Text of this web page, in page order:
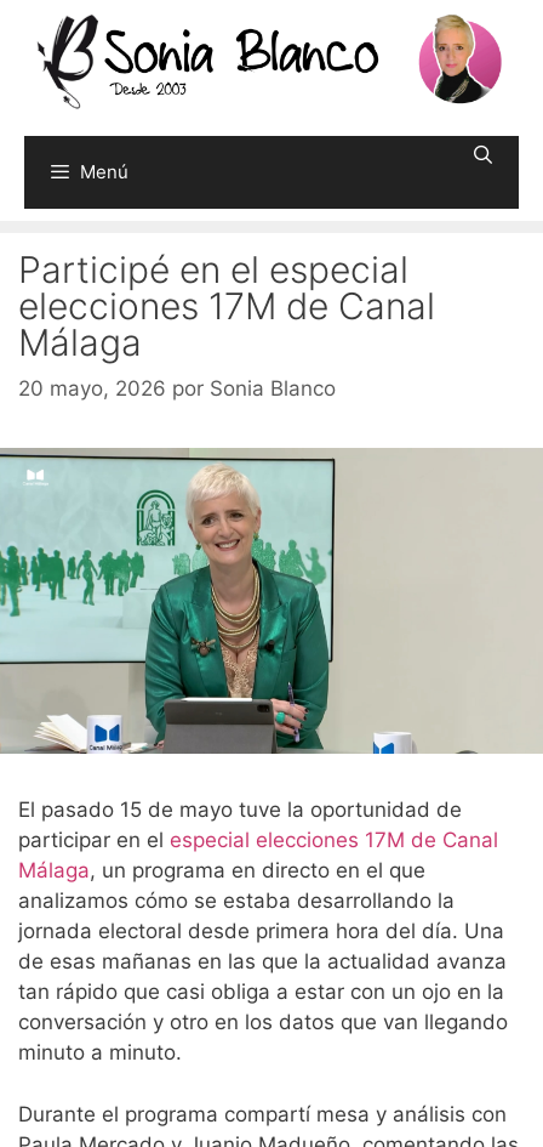
contenido
Menú
Participé en el especial
elecciones 17M de Canal
Málaga
20 mayo, 2026 por Sonia Blanco
El pasado 15 de mayo tuve la oportunidad de
participar en el especial elecciones 17M de Canal
Málaga, un programa en directo en el que
analizamos cómo se estaba desarrollando la
jornada electoral desde primera hora del día. Una
de esas mañanas en las que la actualidad avanza
tan rápido que casi obliga a estar con un ojo en la
conversación y otro en los datos que van llegando
minuto a minuto.
Durante el programa compartí mesa y análisis con